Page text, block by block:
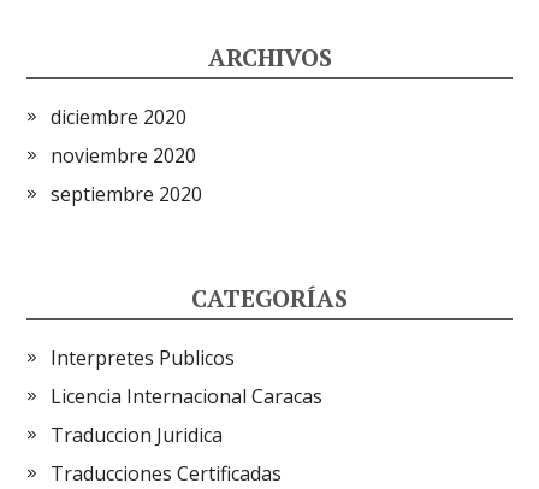
ARCHIVOS
diciembre 2020
noviembre 2020
septiembre 2020
CATEGORÍAS
Interpretes Publicos
Licencia Internacional Caracas
Traduccion Juridica
Traducciones Certificadas